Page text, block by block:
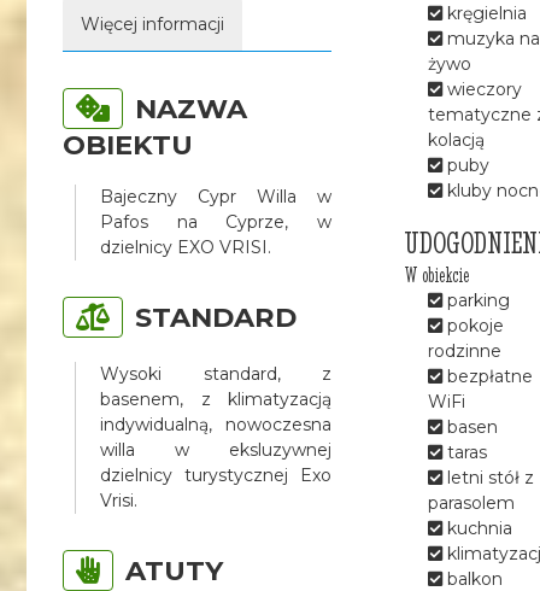
Więcej informacji
NAZWA
OBIEKTU
Bajeczny Cypr Willa w
Pafos na Cyprze, w
dzielnicy EXO VRISI.
STANDARD
Wysoki standard, z
basenem, z klimatyzacją
indywidualną, nowoczesna
willa w eksluzywnej
dzielnicy turystycznej Exo
Vrisi.
ATUTY
kręgielnia
muzyka na
żywo
wieczory
tematyczne
kolacją
puby
kluby
W obiekcie
parking
pokoje
rodzinne
bezpłatne
WiFi
basen
taras
letni stół z
parasolem
kuchnia
balkon